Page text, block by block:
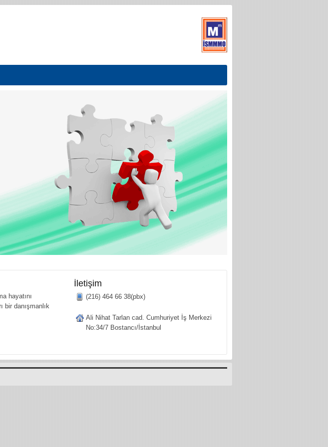
hayatını
bir danışmanlık
İletişim
(216) 464 66 38(pbx)
Ali Nihat Tarlan cad. Cumhuriyet İş Merkezi
No:34/7 Bostancı/İstanbul